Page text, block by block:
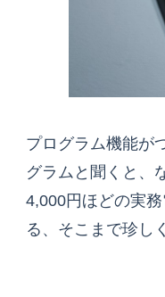
プログラム機能が
グラムと聞くと、
4,000円ほどの実
る、そこまで珍し